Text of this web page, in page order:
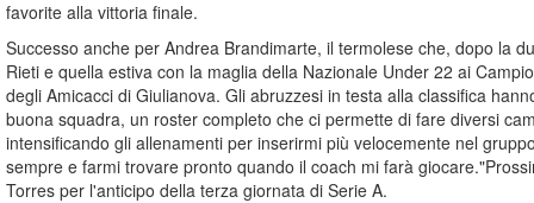
favorite alla vittoria finale.
Successo anche per Andrea Brandimarte, il termolese che, dopo la
Rieti e quella estiva con la maglia della Nazionale Under 22 ai
degli Amicacci di Giulianova. Gli abruzzesi in testa alla classifica
buona squadra, un roster completo che ci permette di fare diversi
intensificando gli allenamenti per inserirmi più velocemente nel
sempre e farmi trovare pronto quando il coach mi farà
Torres per l'anticipo della terza giornata di Serie A.